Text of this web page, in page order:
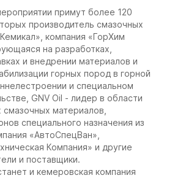
примут более 120
производитель смазочных
компания «ГорХим
на разработках,
и внедрении материалов и
горных пород в горной
и специальном
GNV Oil - лидер в области
материалов,
специального назначения из
«АвтоСпецВан»,
Компания» и другие
и поставщики.
и кемеровская компания